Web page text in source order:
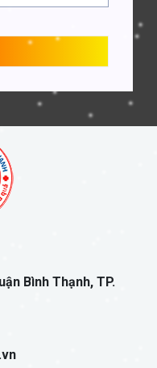
Bình Thạnh, TP.